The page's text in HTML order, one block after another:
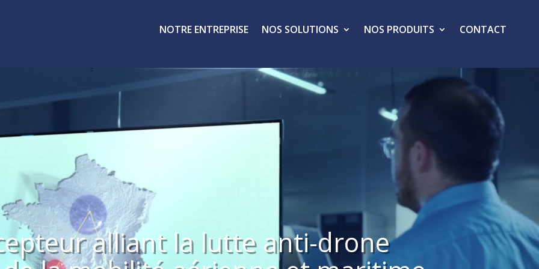
NOTRE ENTREPRISE NOS SOLUTIONS NOS PRODUITS CONTACT
alliant la lutte anti-drone